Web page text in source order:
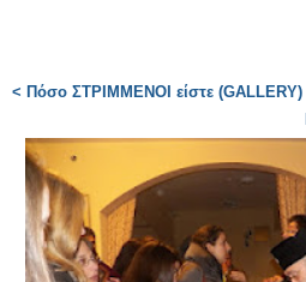
< Πόσο ΣΤΡΙΜΜΕΝΟΙ είστε (GALLERY)